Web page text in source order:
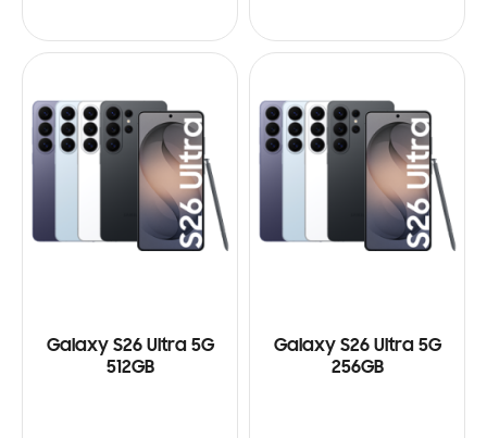
Galaxy S26 Ultra 5G
512GB
Galaxy S26 Ultra 5G
256GB